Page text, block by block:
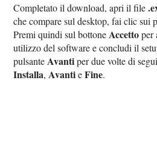
Completato il download, apri il file
che compare sul desktop, fai clic sui
Premi quindi sul bottone Accettoper
utilizzo del software e concludi il
pulsante Avantiper due volte di
Installa, AvantieFine.